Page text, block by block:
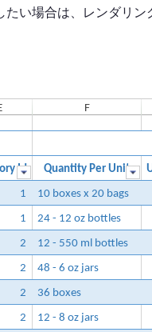
い場合は、レンダリン